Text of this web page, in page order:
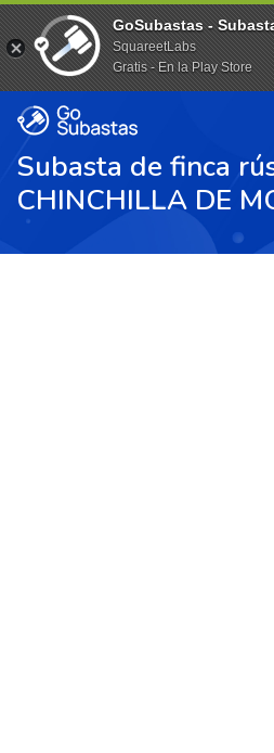
Subasta de finca
CHINCHILLA DE
GoSubastas -
SquareetLabs
Gratis - En la Play Store